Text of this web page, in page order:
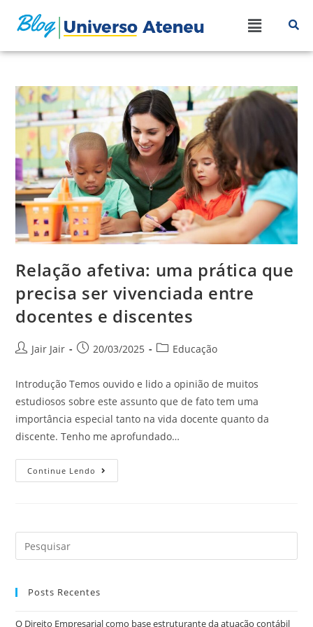
Relação afetiva: uma prática que
precisa ser vivenciada entre
docentes e discentes
Jair Jair 20/03/2025 Educação
Introdução Temos ouvido e lido a opinião de muitos
estudiosos sobre este assunto que de fato tem uma
importância especial tanto na vida docente quanto da
discente. Tenho me aprofundado…
Continue Lendo
Posts Recentes
O Direito Empresarial como base estruturante da atuação contábil